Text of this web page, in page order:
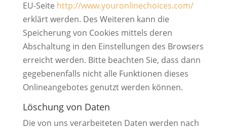
EU-Seite http://www.youronlinechoices.com/
erklärt werden. Des Weiteren kann die
Speicherung von Cookies mittels deren
Abschaltung in den Einstellungen des Browsers
erreicht werden. Bitte beachten Sie, dass dann
gegebenenfalls nicht alle Funktionen dieses
Onlineangebotes genutzt werden können.
Löschung von Daten
Die von uns verarbeiteten Daten werden nach